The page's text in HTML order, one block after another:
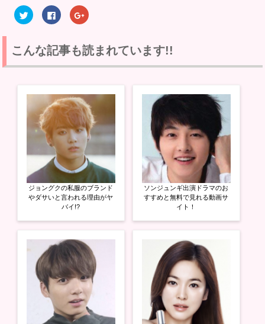
ク
リ
て
T
w
i
共
新
ウ
ン
ド
ウ
で
開
す
F
a
o
o
k
で
る
に
は
リ
ッ
ク
し
て
く
だ
さ
い
(
新
し
い
ウ
ド
ウ
で
開
き
ま
す
ク
リ
し
て
G
o
o
+
で
共
有
(
新
し
い
ウ
ィ
ン
ウ
で
開
す
こんな記事も読まれています!!
ジョングクの私服のブランド
やダサいと言われる理由がヤ
バイ!?
ソンジュンギ出演ドラマのお
すすめと無料で見れる動画サ
イト！